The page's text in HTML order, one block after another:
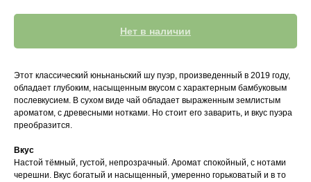
Нет в наличии
Этот классический юньнаньский шу пуэр, произведенный в 2019 году,
обладает глубоким, насыщенным вкусом с характерным бамбуковым
послевкусием. В сухом виде чай обладает выраженным землистым
ароматом, с древесными нотками. Но стоит его заварить, и вкус пуэра
преобразится.
Вкус
Настой тёмный, густой, непрозрачный. Аромат спокойный, с нотами
черешни. Вкус богатый и насыщенный, умеренно горьковатый и в то